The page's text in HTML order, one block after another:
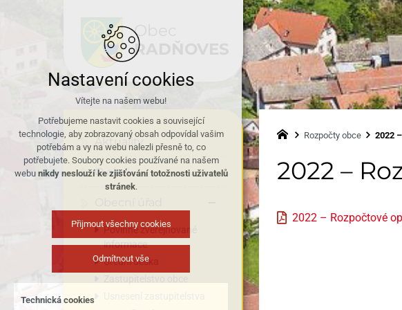
Obec
RADŇOVES
Rozpočty obce 2022
2022 –
2022 – Rozpočtové
Aktuality
O obci
Povinně zveřejňované
informace
Úřední deska
Nastavení cookies
Vítejte na našem webu!
Potřebujeme nastavit cookies a související
technologie, aby zobrazovaný obsah odpovídal vašim
potřebám a vy na webu nalezli přesně to, co
potřebujete. Soubory cookies používané na našem
webu nikdy neslouží ke zjišťování totožnosti uživatelů
stránek.
Přijmout všechny cookies
Odmítnout vše
Technická cookies